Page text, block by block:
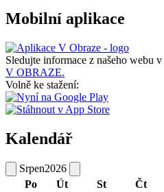
Mobilní aplikace
Sledujte informace z našeho webu v
V OBRAZE.
Volně ke stažení:
Kalendář
Srpen2026
Po
Út St Čt